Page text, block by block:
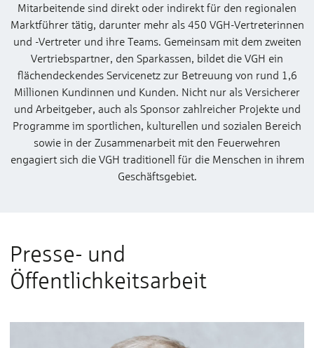
Mitarbeitende sind direkt oder indirekt für den regionalen
Marktführer tätig, darunter mehr als 450 VGH-Vertreterinnen
und -Vertreter und ihre Teams. Gemeinsam mit dem zweiten
Vertriebspartner, den Sparkassen, bildet die VGH ein
flächendeckendes Servicenetz zur Betreuung von rund 1,6
Millionen Kundinnen und Kunden. Nicht nur als Versicherer
und Arbeitgeber, auch als Sponsor zahlreicher Projekte und
Programme im sportlichen, kulturellen und sozialen Bereich
sowie in der Zusammenarbeit mit den Feuerwehren
engagiert sich die VGH traditionell für die Menschen in ihrem
Geschäftsgebiet.
Presse- und
Öffentlichkeitsarbeit